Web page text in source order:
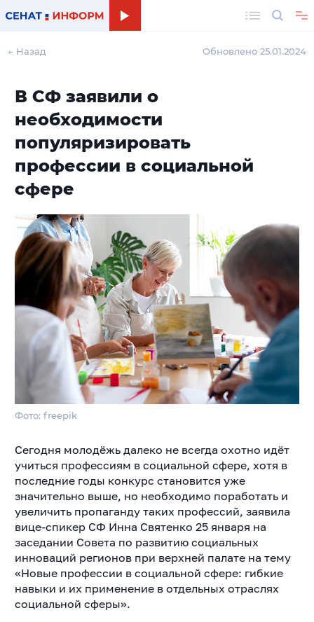
← Назад Обновлено 25.01.2024
В СФ заявили о
необходимости
популяризировать
профессии в социальной
сфере
Фото: freepik
Сегодня молодёжь далеко не всегда охотно идёт
учиться профессиям в социальной сфере, хотя в
последние годы конкурс становится уже
значительно выше, но необходимо поработать и
увеличить пропаганду таких профессий, заявила
вице-спикер СФ Инна Святенко 25 января на
заседании Совета по развитию социальных
инноваций регионов при верхней палате на тему
«Новые профессии в социальной сфере: гибкие
навыки и их применение в отдельных отраслях
социальной сферы».